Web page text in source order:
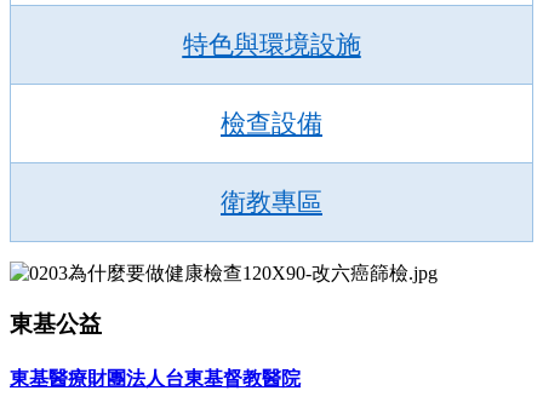
特色與環境設施
檢查設備
衛教專區
東基公益
東基醫療財團法人台東基督教醫院